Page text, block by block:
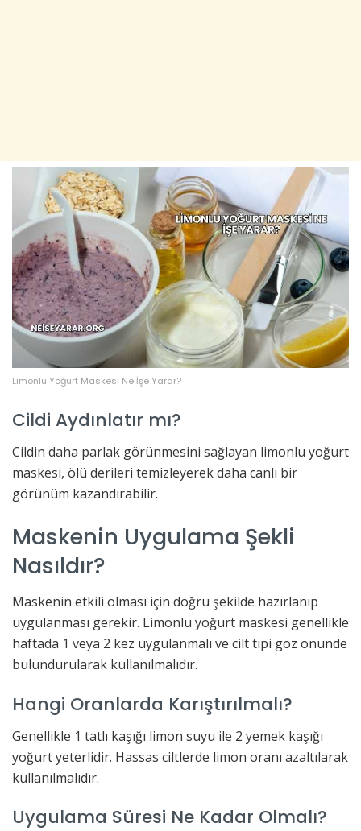
Limonlu Yoğurt Maskesi Ne İşe Yarar?
Cildi Aydınlatır mı?
Cildin daha parlak görünmesini sağlayan limonlu yoğurt
maskesi, ölü derileri temizleyerek daha canlı bir
görünüm kazandırabilir.
Maskenin Uygulama Şekli
Nasıldır?
Maskenin etkili olması için doğru şekilde hazırlanıp
uygulanması gerekir. Limonlu yoğurt maskesi genellikle
haftada 1 veya 2 kez uygulanmalı ve cilt tipi göz önünde
bulundurularak kullanılmalıdır.
Hangi Oranlarda Karıştırılmalı?
Genellikle 1 tatlı kaşığı limon suyu ile 2 yemek kaşığı
yoğurt yeterlidir. Hassas ciltlerde limon oranı azaltılarak
kullanılmalıdır.
Uygulama Süresi Ne Kadar Olmalı?